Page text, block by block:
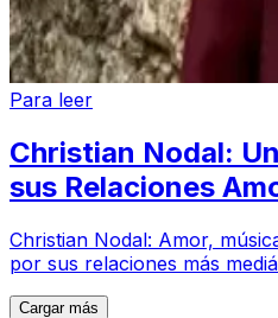
Para leer
Christian Nodal:
sus Relaciones
Christian Nodal: Amor,
por sus relaciones más
Cargar más